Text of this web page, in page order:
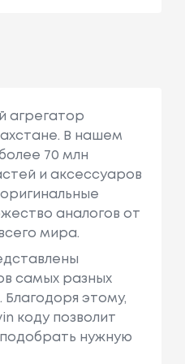
агрегатор
В нашем
70 млн
и аксессуаров
аналогов от
мира.
самых разных
этому,
коду позволит
нужную